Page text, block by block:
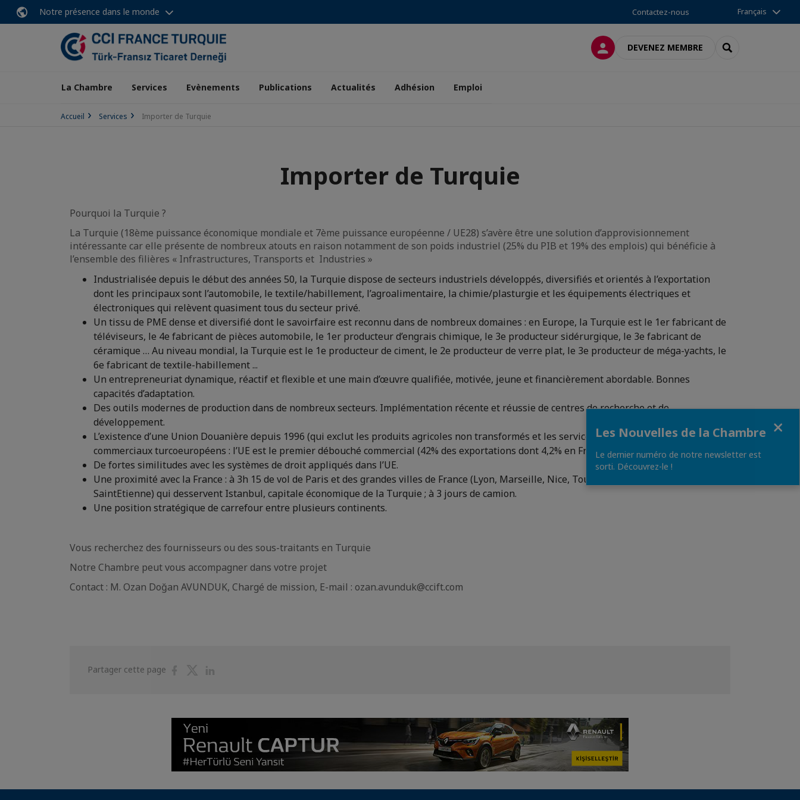
Notre présence dans le monde Contactez-nous Français
CONNEXIONDEVENEZ MEMBRE RECHERCHER
La Chambre Services Evènements Publications Actualités Adhésion Emploi
Accueil Services Importer de Turquie
Importer de Turquie
Pourquoi la Turquie ?
La Turquie (18ème puissance économique mondiale et 7ème puissance européenne / UE28) s’avère être une solution d’approvisionnement
intéressante car elle présente de nombreux atouts en raison notamment de son poids industriel (25% du PIB et 19% des emplois) qui bénéficie à
l’ensemble des filières « Infrastructures, Transports et Industries »
Industrialisée depuis le début des années 50, la Turquie dispose de secteurs industriels développés, diversifiés et orientés à l’exportation
dont les principaux sont l’automobile, le textile/habillement, l’agroalimentaire, la chimie/plasturgie et les équipements électriques et
électroniques qui relèvent quasiment tous du secteur privé.
Un tissu de PME dense et diversifié dont le savoirfaire est reconnu dans de nombreux domaines : en Europe, la Turquie est le 1er fabricant de
téléviseurs, le 4e fabricant de pièces automobile, le 1er producteur d’engrais chimique, le 3e producteur sidérurgique, le 3e fabricant de
céramique … Au niveau mondial, la Turquie est le 1e producteur de ciment, le 2e producteur de verre plat, le 3e producteur de méga-yachts, le
6e fabricant de textile-habillement ...
Un entrepreneuriat dynamique, réactif et flexible et une main d’œuvre qualifiée, motivée, jeune et financièrement abordable. Bonnes
capacités d’adaptation.
Des outils modernes de production dans de nombreux secteurs. Implémentation récente et réussie de centres de recherche et de
développement.
L’existence d’une Union Douanière depuis 1996 (qui exclut les produits agricoles non transformés et les services) qui facilite les échanges
commerciaux turcoeuropéens : l’UE est le premier débouché commercial (42% des exportations dont 4,2% en France).
De fortes similitudes avec les systèmes de droit appliqués dans l’UE.
Une proximité avec la France : à 3h 15 de vol de Paris et des grandes villes de France (Lyon, Marseille, Nice, Toulouse, Bordeaux, Mulhouse,
SaintEtienne) qui desservent Istanbul, capitale économique de la Turquie ; à 3 jours de camion.
Une position stratégique de carrefour entre plusieurs continents.
Vous recherchez des fournisseurs ou des sous-traitants en Turquie
Notre Chambre peut vous accompagner dans votre projet
Contact : M. Ozan Doğan AVUNDUK, Chargé de mission, E-mail : ozan.avunduk@ccift.com
Partager cette page
PartagerPartager
Les Nouvelles de la Chambre
Le dernier numéro de notre newsletter est
sorti. Découvrez-le !